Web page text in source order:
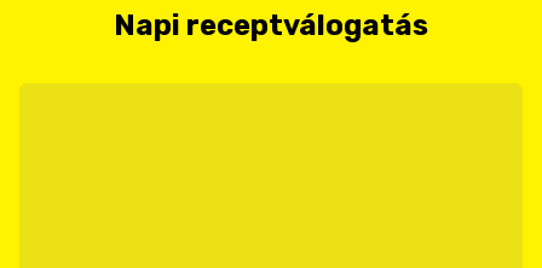
Napi receptválogatás